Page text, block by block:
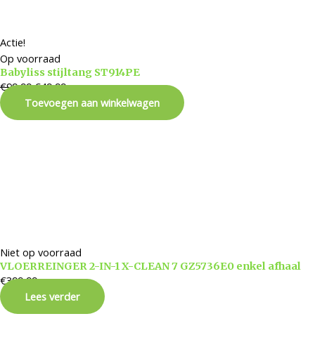
Actie!
Op voorraad
Babyliss stijltang ST914PE
€99,99 €49,99
Toevoegen aan winkelwagen
Niet op voorraad
VLOERREINGER 2-IN-1 X-CLEAN 7 GZ5736E0 enkel afhaal
€399,99
Lees verder